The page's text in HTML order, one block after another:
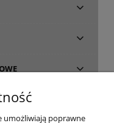
umożliwiają poprawne